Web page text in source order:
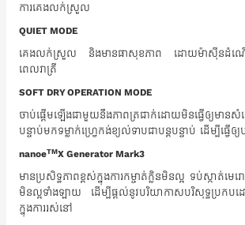
ការគេងលក់ស្រួល
QUIET MODE
គេងលក់ស្រួល និងមានផាសុខភាព ដោយម៉ាស៊ីនដំណើក
ពេលរាត្រី
SOFT DRY OPERATION MODE
ចាប់ផ្តើមឡើងជាមួយនឹងភាពត្រជាក់ដោយមិនធ្វើឲ្យមាន
បន្ទាប់មកទម្លាក់ហ្វ្រេកង់ខ្យល់ទាបជាបន្តបន្ទាប់ ដើម្បីធ្វើឲ្
nanoeTMX Generator Mark3
មានប្រសិទ្ធភាពខ្ពស់ក្នុងការកម្ចាត់ក្លិនមិនល្អ ទប់ស្កាត់មេ
មិនល្អទាំងឡាយ ដើម្បីផ្តល់នូវបរិយាកាសបរិសុទ្ធប្រកប
ក្នុងការរស់នៅ